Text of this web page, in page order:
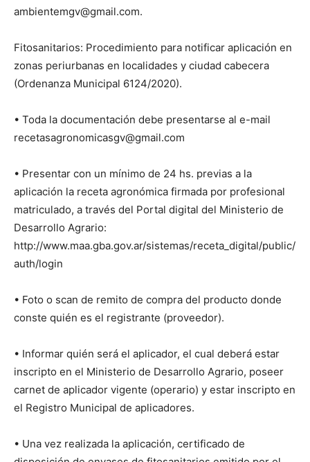
ambientemgv@gmail.com.
Fitosanitarios: Procedimiento para notificar aplicación en
zonas periurbanas en localidades y ciudad cabecera
(Ordenanza Municipal 6124/2020).
• Toda la documentación debe presentarse al e-mail
recetasagronomicasgv@gmail.com
• Presentar con un mínimo de 24 hs. previas a la
aplicación la receta agronómica firmada por profesional
matriculado, a través del Portal digital del Ministerio de
Desarrollo Agrario:
http://www.maa.gba.gov.ar/sistemas/receta_digital/public/
auth/login
• Foto o scan de remito de compra del producto donde
conste quién es el registrante (proveedor).
• Informar quién será el aplicador, el cual deberá estar
inscripto en el Ministerio de Desarrollo Agrario, poseer
carnet de aplicador vigente (operario) y estar inscripto en
el Registro Municipal de aplicadores.
• Una vez realizada la aplicación, certificado de